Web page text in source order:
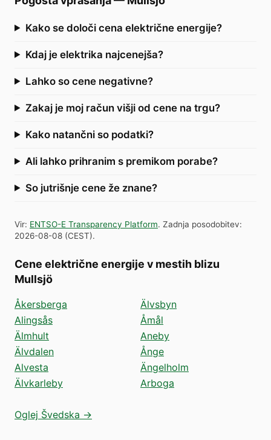
Kako se določi cena električne energije?
Kdaj je elektrika najcenejša?
Lahko so cene negativne?
Zakaj je moj račun višji od cene na trgu?
Kako natančni so podatki?
Ali lahko prihranim s premikom porabe?
So jutrišnje cene že znane?
Vir: ENTSO-E Transparency Platform. Zadnja posodobitev:
2026-08-08 (CEST).
Cene električne energije v mestih blizu
Mullsjö
Åkersberga
Alingsås
Älmhult
Älvdalen
Alvesta
Älvkarleby
Älvsbyn
Åmål
Aneby
Ånge
Ängelholm
Arboga
Oglej Švedska →